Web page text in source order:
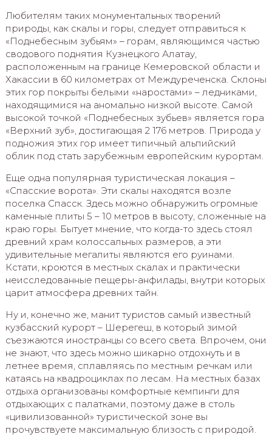
Любителям таких монументальных творений
природы, как скалы и горы, следует отправиться к
«Поднебесным зубьям» – горам, являющимся частью
сводового поднятия Кузнецкого Алатау,
расположенным на границе Кемеровской области и
Хакассии в 60 километрах от Междуреченска. Склоны
этих гор покрыты белыми «наростами» – ледниками,
находящимися на аномально низкой высоте. Самой
высокой точкой «Поднебесных зубьев» является гора
«Верхний зуб», достигающая 2 176 метров. Природа у
подножия этих гор имеет типичный альпийский
облик под стать зарубежным европейским курортам.
Еще одна популярная туристическая локация –
«Спасские ворота». Эти скалы находятся возле
поселка Спасск. Здесь можно обнаружить огромные
каменные плиты 5 – 10 метров в высоту, сложенные на
краю горы. Бытует мнение, что когда-то здесь стоял
древний храм колоссальных размеров, а эти
удивительные мегалиты являются его руинами.
Кстати, кроются в местных скалах и практически
неисследованные пещеры-анфилады, внутри которых
царит атмосфера древних тайн.
Ну и, конечно же, манит туристов самый известный
кузбасский курорт – Шерегеш, в который зимой
съезжаются иностранцы со всего света. Впрочем, они
не знают, что здесь можно шикарно отдохнуть и в
летнее время, сплавляясь по местным речкам или
катаясь на квадроциклах по лесам. На местных базах
отдыха организованы комфортные кемпинги для
отдыхающих с палатками, поэтому даже в столь
«цивилизованной» туристической зоне вы
прочувствуете максимальную близость с природой.